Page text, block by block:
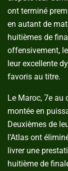
ont terminé
en autant de
huitièmes de
offensivement,
leur excellente
favoris au titre.
Le Maroc, 7e au
montée en
Deuxièmes de
l’Atlas ont
livrer une
huitième de